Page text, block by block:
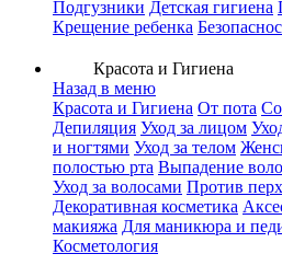
Подгузники Детская гигиена
Крещение ребенка
Красота и Гигиена
Назад в меню
Красота и Гигиена От пота
Депиляция Уход за лицом
и ногтями Уход за телом
полостью рта Выпадение
Уход за волосами Против
Декоративная косметика
макияжа Для маникюра и
Косметология